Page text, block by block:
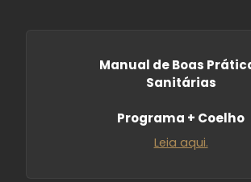
Manual de Boas
Sanitárias
Programa + Coelho
Leia aqui.